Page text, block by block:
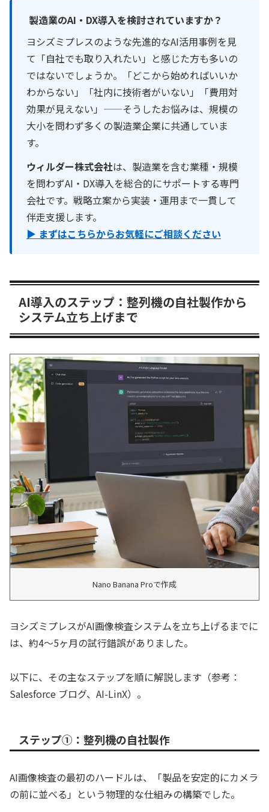
製造業のAI・DX導入を検討されていますか？
ヨシズミプレスのような先進的なAI活用事例を見
て「自社でも取り入れたい」と感じた方も多いの
ではないでしょうか。「どこから始めればいいか
わからない」「社内に技術者がいない」「費用対
効果が見えない」——そうしたお悩みは、規模の
大小を問わず多くの製造業企業に共通していま
す。
ウィルダー株式会社は、製造業を含む業種・規模
を問わずAI・DX導入を総合的にサポートする専門
会社です。戦略立案から実装・運用まで一貫して
伴走支援します。
▶ まずはこちらからお気軽にご相談ください
AI導入のステップ：整列機の自社製作から
システム立ち上げまで
Nano Banana Proで作成
ヨシズミプレスがAI画像検査システムを立ち上げるまでに
は、約4〜5ヶ月の試行錯誤がありました。
以下に、その主なステップを順に解説します（参考：
Salesforce ブログ、AI-LinX）。
ステップ①：整列機の自社製作
AI画像検査の最初のハードルは、「製品を安定的にカメラ
の前に並べる」という物理的な仕組みの構築でした。